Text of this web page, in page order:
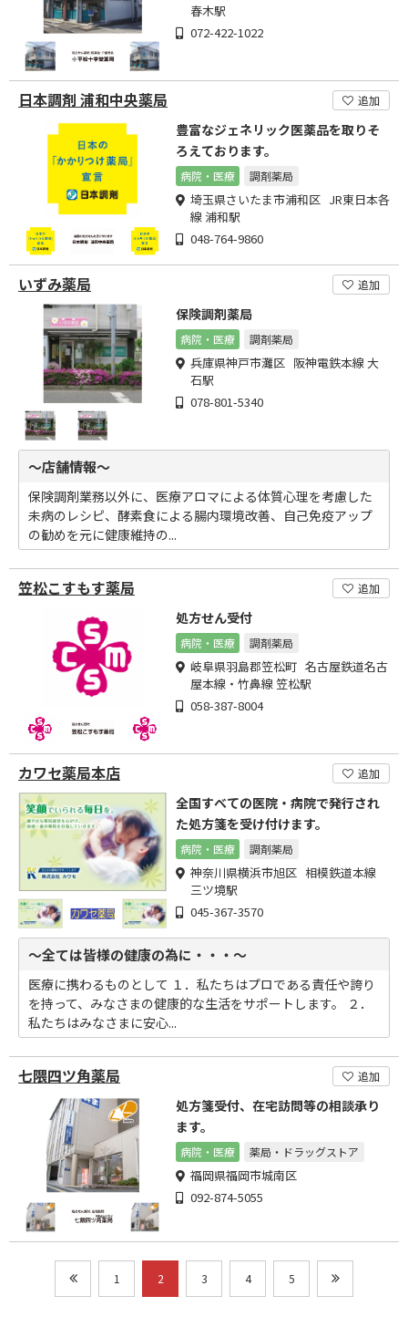
春木駅
072-422-1022
日本調剤 浦和中央薬局 追加
豊富なジェネリック医薬品を取りそ
ろえております。
病院・医療 調剤薬局
埼玉県さいたま市浦和区 JR東日本各
線 浦和駅
048-764-9860
いずみ薬局 追加
保険調剤薬局
病院・医療 調剤薬局
兵庫県神戸市灘区 阪神電鉄本線 大
石駅
078-801-5340
～店舗情報～
保険調剤業務以外に、医療アロマによる体質心理を考慮した
未病のレシピ、酵素食による腸内環境改善、自己免疫アップ
の勧めを元に健康維持の...
笠松こすもす薬局 追加
処方せん受付
病院・医療 調剤薬局
岐阜県羽島郡笠松町 名古屋鉄道名古
屋本線・竹鼻線 笠松駅
058-387-8004
カワセ薬局本店 追加
全国すべての医院・病院で発行され
た処方箋を受け付けます。
病院・医療 調剤薬局
神奈川県横浜市旭区 相模鉄道本線
三ツ境駅
045-367-3570
～全ては皆様の健康の為に・・・～
医療に携わるものとして １．私たちはプロである責任や誇り
を持って、みなさまの健康的な生活をサポートします。 ２．
私たちはみなさまに安心...
七隈四ツ角薬局 追加
処方箋受付、在宅訪問等の相談承り
ます。
病院・医療 薬局・ドラッグストア
福岡県福岡市城南区
092-874-5055
1 2 3 4 5